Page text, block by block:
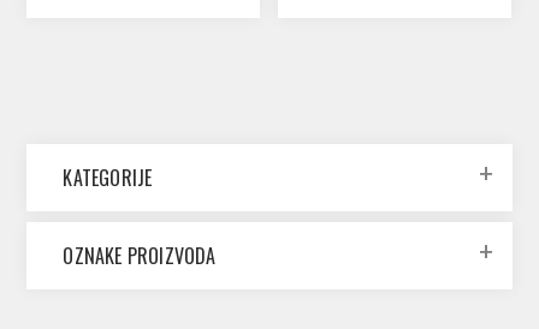
KATEGORIJE
OZNAKE PROIZVODA